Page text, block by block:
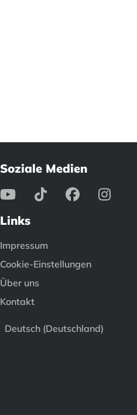
Soziale Medien
Links
Impressum
Cookie-Einstellungen
Über uns
Kontakt
Deutsch (Deutschland)